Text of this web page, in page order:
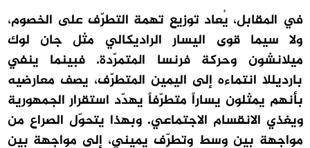
في المقابل، يُعاد توزيع تهمة التطرّف على الخصوم،
ولا سيما قوى اليسار الراديكالي مثل جان لوك
ميلانشون وحركة فرنسا المتمرّدة. فبينما ينفي
بارديللا انتماءه إلى اليمين المتطرّف، يصف معارضيه
بأنهم يمثلون يساراً متطرّفاً يهدّد استقرار الجمهورية
ويغذي الانقسام الاجتماعي. وبهذا يتحوّل الصراع من
مواجهة بين وسط وتطرّف يميني، إلى مواجهة بين